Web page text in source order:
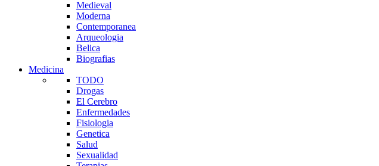
Medieval
Moderna
Contemporanea
Arqueologia
Belica
Biografias
Medicina
TODO
Drogas
El Cerebro
Enfermedades
Fisiologia
Genetica
Salud
Sexualidad